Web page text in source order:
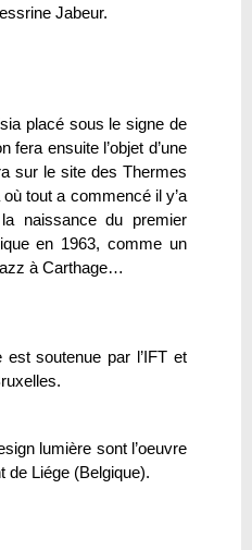
Jabeur.
placé sous le signe de
fera ensuite l’objet d’une
sur le site des Thermes
tout a commencé il y’a
naissance du premier
en 1963, comme un
à Carthage…
soutenue par l’IFT et
lumière sont l’oeuvre
de Liége (Belgique).